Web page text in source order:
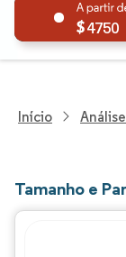
4750
Início
Tamanho e